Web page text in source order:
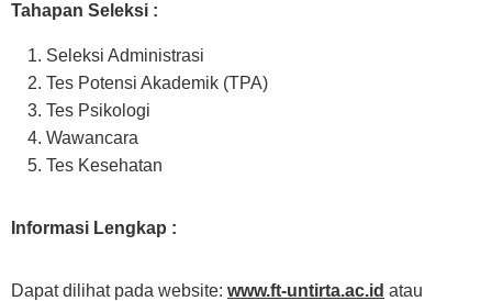
Tahapan Seleksi :
Seleksi Administrasi
Tes Potensi Akademik (TPA)
Tes Psikologi
Wawancara
Tes Kesehatan
Informasi Lengkap :
Dapat dilihat pada website: www.ft-untirta.ac.id atau